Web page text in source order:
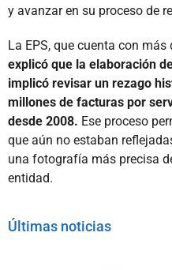
y avanzar en su proceso de
La EPS, que cuenta con
explicó que la elaboración
implicó revisar un rezago
millones de facturas por
desde 2008. Ese proceso
que aún no estaban
una fotografía más precisa
entidad.
Últimas noticias